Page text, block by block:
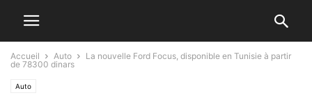
Accueil Auto
La nouvelle Ford Focus, disponible en Tunisie à partir
de 78300 dinars
Auto